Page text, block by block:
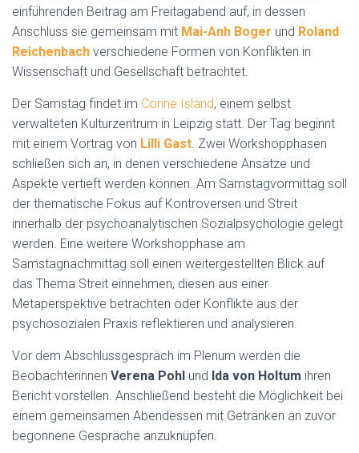
einführenden Beitrag am Freitagabend auf, in dessen
Anschluss sie gemeinsam mit Mai-Anh Boger und Roland
Reichenbach verschiedene Formen von Konflikten in
Wissenschaft und Gesellschaft betrachtet.
Der Samstag findet im Conne Island, einem selbst
verwalteten Kulturzentrum in Leipzig statt. Der Tag beginnt
mit einem Vortrag von Lilli Gast. Zwei Workshopphasen
schließen sich an, in denen verschiedene Ansätze und
Aspekte vertieft werden können. Am Samstagvormittag soll
der thematische Fokus auf Kontroversen und Streit
innerhalb der psychoanalytischen Sozialpsychologie gelegt
werden. Eine weitere Workshopphase am
Samstagnachmittag soll einen weitergestellten Blick auf
das Thema Streit einnehmen, diesen aus einer
Metaperspektive betrachten oder Konflikte aus der
psychosozialen Praxis reflektieren und analysieren.
Vor dem Abschlussgespräch im Plenum werden die
Beobachterinnen Verena Pohl und Ida von Holtum ihren
Bericht vorstellen. Anschließend besteht die Möglichkeit bei
einem gemeinsamen Abendessen mit Getränken an zuvor
begonnene Gespräche anzuknüpfen.